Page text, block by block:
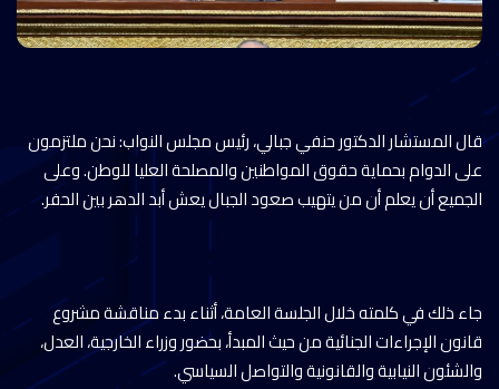
قال المستشار الدكتور حنفي جبالي، رئيس مجلس النواب: نحن ملتزمون
على الدوام بحماية حقوق المواطنين والمصلحة العليا للوطن. وعلى
الجميع أن يعلم أن من يتهيب صعود الجبال يعش أبد الدهر بين الحفر.
جاء ذلك في كلمته خلال الجلسة العامة، أثناء بدء مناقشة مشروع
قانون الإجراءات الجنائية من حيث المبدأ، بحضور وزراء الخارجية، العدل،
والشئون النيابية والقانونية والتواصل السياسي.